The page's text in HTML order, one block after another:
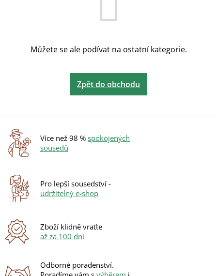
Můžete se ale podívat na ostatní kategorie.
Zpět do obchodu
Více než 98 % spokojených
sousedů
Pro lepší sousedství -
udržitelný e-shop
Zboží klidně vraťte
až za 100 dní
Odborné poradenství.